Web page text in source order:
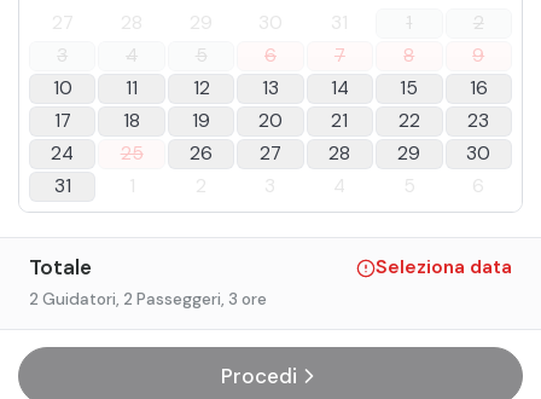
27 28 29 30 31 1
2
3
4 5 6 7 8
9
10
11 12 13 14 15
16
17
18 19 20 21 22
23
24
25 26 27 28 29
30
31
1 2 3 4 5 6
Totale Seleziona data
2 Guidatori, 2 Passeggeri, 3 ore
Procedi